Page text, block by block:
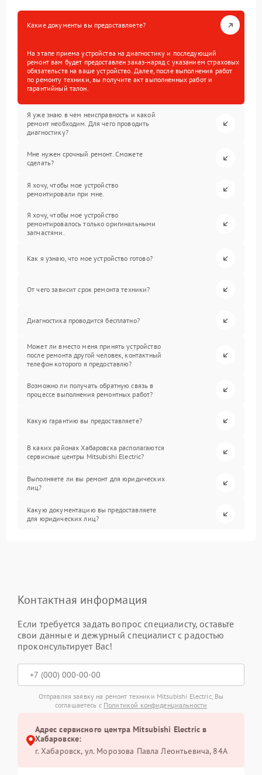
Какие документы вы предоставляете?
На этапе приема устройства на диагностику и последующий
ремонт вам будет предоставлен заказ-наряд с указанием страховых
обязательств на ваше устройство. Далее, после выполнения работ
по ремонту техники, вы получите акт выполненных работ и
гарантийный талон.
Я уже знаю в чем неисправность и какой
ремонт необходим. Для чего проводить
диагностику?
Мне нужен срочный ремонт. Сможете
сделать?
Я хочу, чтобы мое устройство
ремонтировали при мне.
Я хочу, чтобы мое устройство
ремонтировалось только оригинальными
запчастями.
Как я узнаю, что мое устройство готово?
От чего зависит срок ремонта техники?
Диагностика проводится бесплатно?
Может ли вместо меня принять устройство
после ремонта другой человек, контактный
телефон которого я предоставлю?
Возможно ли получать обратную связь в
процессе выполнения ремонтных работ?
Какую гарантию вы предоставляете?
В каких районах Хабаровска располагаются
сервисные центры Mitsubishi Electric?
Выполняете ли вы ремонт для юридических
лиц?
Какую документацию вы предоставляете
для юридических лиц?
Контактная информация
Если требуется задать вопрос специалисту, оставьте
свои данные и дежурный специалист с радостью
проконсультирует Вас!
Отправляя заявку на ремонт техники Mitsubishi Electric, Вы
соглашаетесь с Политикой конфиденциальности
Адрес сервисного центра Mitsubishi Electric в
Хабаровске:
г. Хабаровск, ул. Морозова Павла Леонтьевича, 84А